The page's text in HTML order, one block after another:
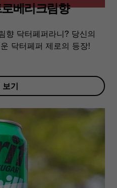
베리크림향
향 닥터페퍼라니? 당신의
닥터페퍼 제로의 등장!
보기